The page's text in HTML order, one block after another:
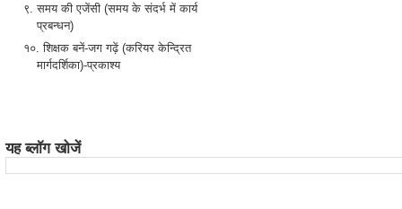
९. समय की एजेंसी (समय के संदर्भ में कार्य
प्रबन्धन)
१०. शिक्षक बनें-जग गढ़ें (करियर केन्द्रित
मार्गदर्शिका)-प्रकाश्य
यह ब्लॉग खोजें